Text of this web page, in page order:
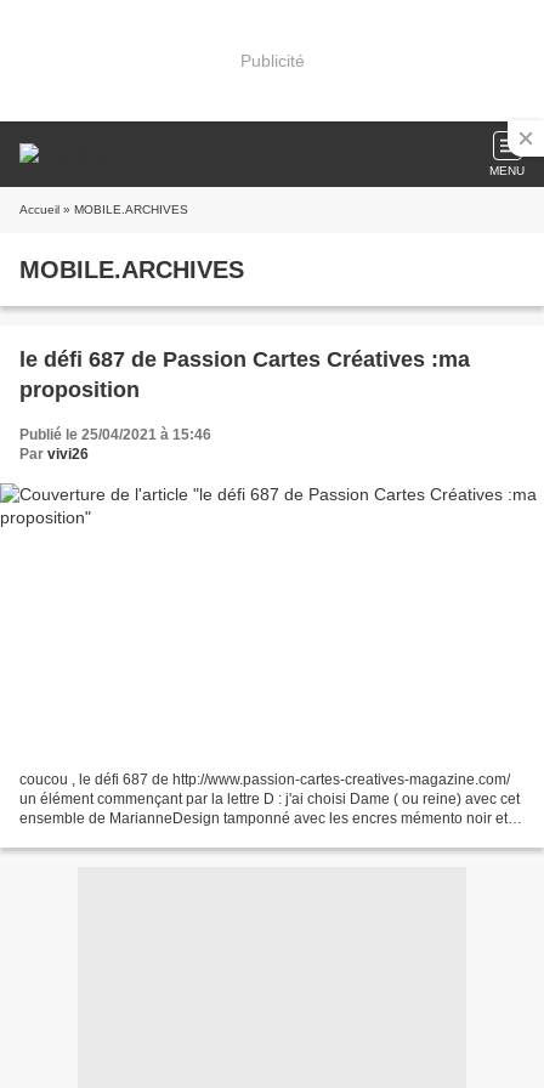
Publicité
MENU
Accueil » MOBILE.ARCHIVES
MOBILE.ARCHIVES
le défi 687 de Passion Cartes Créatives :ma
proposition
Publié le 25/04/2021 à 15:46
Par vivi26
coucou , le défi 687 de http://www.passion-cartes-creatives-magazine.com/
un élément commençant par la lettre D : j'ai choisi Dame ( ou reine) avec cet
ensemble de MarianneDesign tamponné avec les encres mémento noir et